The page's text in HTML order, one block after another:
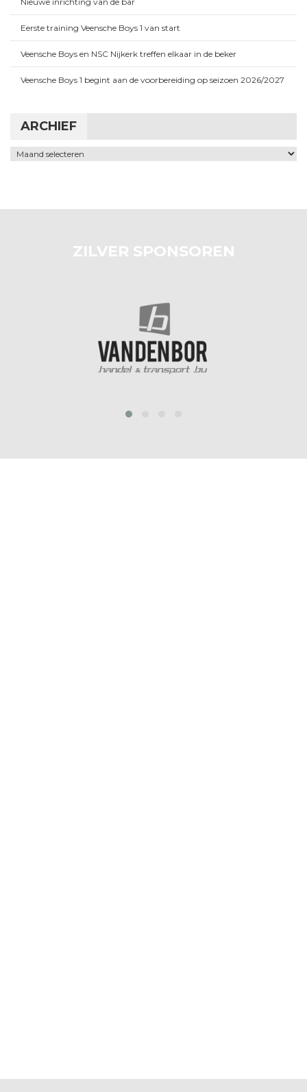
Eerste training Veensche Boys 1 van start
Veensche Boys en NSC Nijkerk treffen elkaar in de beker
Veensche Boys 1 begint aan de voorbereiding op seizoen 2026/2027
ARCHIEF
Archief
ZILVER SPONSOREN
prev